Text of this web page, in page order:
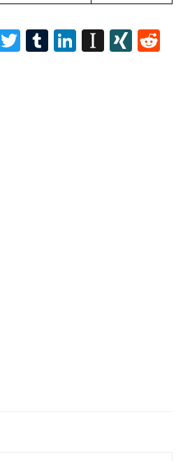
Facebook
TwitterTumblrLinkedIn